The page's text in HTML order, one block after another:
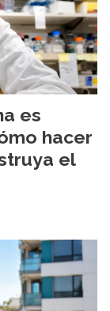
es
hacer
el